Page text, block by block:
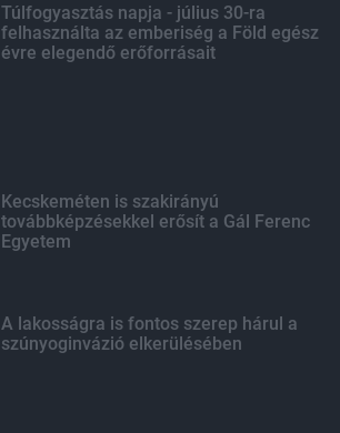
Túlfogyasztás napja - július 30-ra
felhasználta az emberiség a Föld egész
évre elegendő erőforrásait
Kecskeméten is szakirányú
továbbképzésekkel erősít a Gál Ferenc
Egyetem
A lakosságra is fontos szerep hárul a
szúnyoginvázió elkerülésében